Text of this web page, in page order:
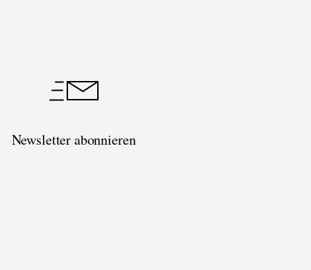
Newsletter abonnieren